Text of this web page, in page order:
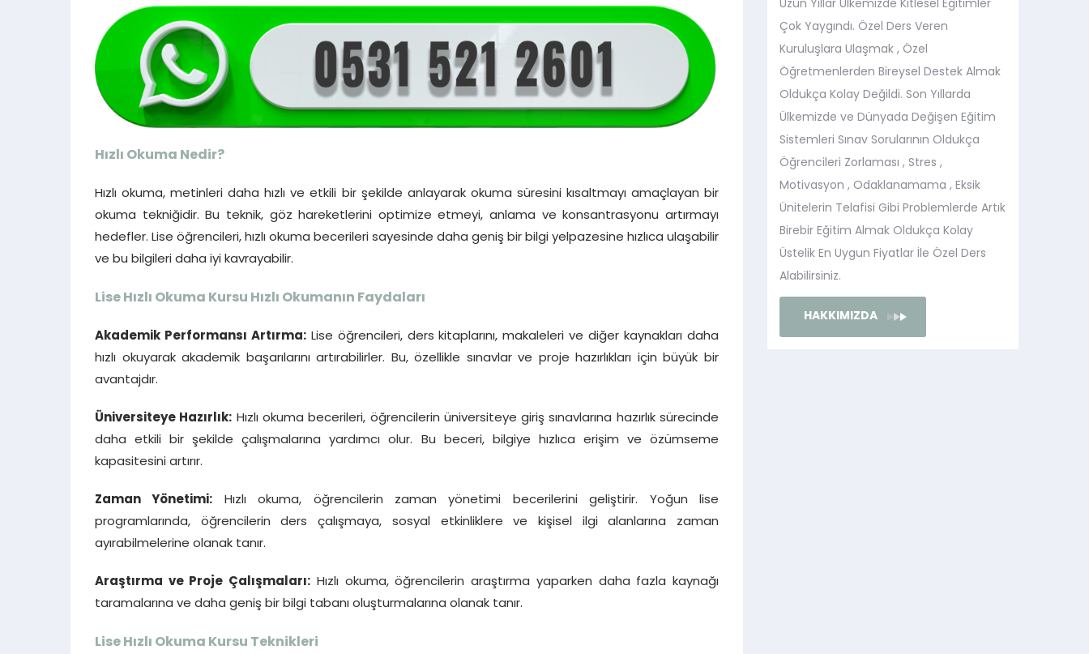
Hızlı Okuma Nedir?
Hızlı okuma, metinleri daha hızlı ve etkili bir şekilde anlayarak okuma süresini kısaltmayı amaçlayan bir
okuma tekniğidir. Bu teknik, göz hareketlerini optimize etmeyi, anlama ve konsantrasyonu artırmayı
hedefler. Lise öğrencileri, hızlı okuma becerileri sayesinde daha geniş bir bilgi yelpazesine hızlıca ulaşabilir
ve bu bilgileri daha iyi kavrayabilir.
Lise Hızlı Okuma Kursu Hızlı Okumanın Faydaları
Akademik Performansı Artırma:Lise öğrencileri, ders kitaplarını, makaleleri ve diğer kaynakları daha
hızlı okuyarak akademik başarılarını artırabilirler. Bu, özellikle sınavlar ve proje hazırlıkları için büyük bir
avantajdır.
Üniversiteye Hazırlık: Hızlı okuma becerileri, öğrencilerin üniversiteye giriş sınavlarına hazırlık sürecinde
daha etkili bir şekilde çalışmalarına yardımcı olur. Bu beceri, bilgiye hızlıca erişim ve özümseme
kapasitesini artırır.
Zaman Yönetimi: Hızlı okuma, öğrencilerin zaman yönetimi becerilerini geliştirir. Yoğun lise
programlarında, öğrencilerin ders çalışmaya, sosyal etkinliklere ve kişisel ilgi alanlarına zaman
ayırabilmelerine olanak tanır.
Araştırma ve Proje Çalışmaları: Hızlı okuma, öğrencilerin araştırma yaparken daha fazla kaynağı
taramalarına ve daha geniş bir bilgi tabanı oluşturmalarına olanak tanır.
Lise Hızlı Okuma Kursu Teknikleri
Uzun Yıllar Ülkemizde Kitlesel Eğitimler
Çok Yaygındı. Özel Ders Veren
Kuruluşlara Ulaşmak , Özel
Öğretmenlerden Bireysel Destek Almak
Oldukça Kolay Değildi. Son Yıllarda
Ülkemizde ve Dünyada Değişen Eğitim
Sistemleri Sınav Sorularının Oldukça
Öğrencileri Zorlaması , Stres ,
Motivasyon , Odaklanamama , Eksik
Ünitelerin Telafisi Gibi Problemlerde Artık
Birebir Eğitim Almak Oldukça Kolay
Üstelik En Uygun Fiyatlar İle Özel Ders
Alabilirsiniz.
HAKKIMIZDA